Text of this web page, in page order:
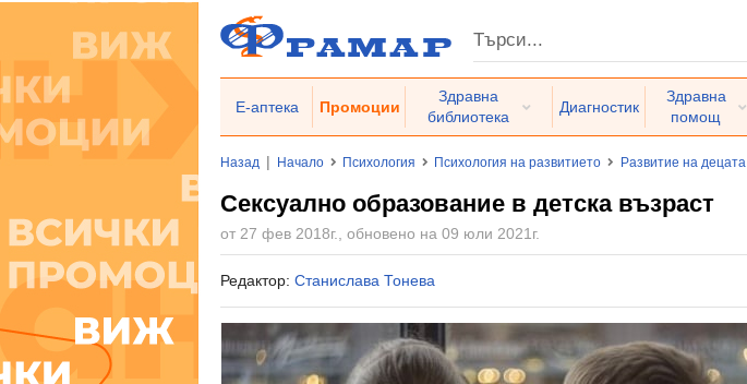
Е-аптека Промоции
Здравна
библиотека
Диагностик
Здравна
помощ
Назад | Начало Психология Психология на развитието Развитие на децата
Сексуално образование в детска възраст
от 27 фев 2018г., обновено на 09 юли 2021г.
Редактор: Станислава Тонева